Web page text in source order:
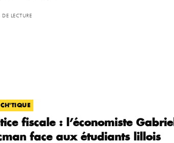
LECTURE
fiscale : l’économiste Gabriel
face aux étudiants lillois